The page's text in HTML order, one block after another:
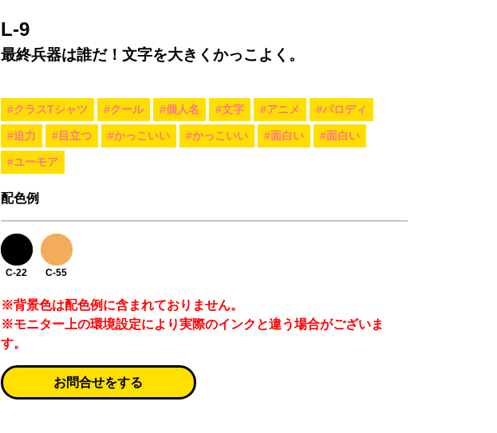
L-9
最終兵器は誰だ！文字を大きくかっこよく。
#クラスTシャツ #クール #個人名 #文字 #アニメ #パロディ
#迫力 #目立つ #かっこいい #かっこいい #面白い #面白い
#ユーモア
配色例
C-22 C-55
※背景色は配色例に含まれておりません。
※モニター上の環境設定により実際のインクと違う場合がございま
す。
お問合せをする